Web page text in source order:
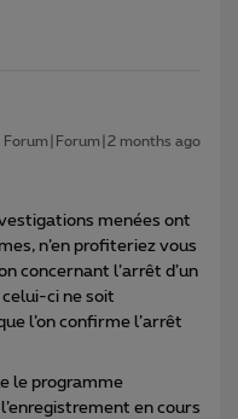
Forum|Forum|2 months ago
menées ont
n’en profiteriez vous
concernant l’arrêt d’un
ci ne soit
l’on confirme l’arrêt
le programme
en cours